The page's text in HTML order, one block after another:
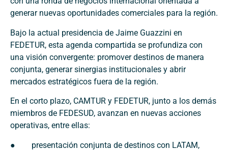
generar nuevas oportunidades comerciales para la región.
Bajo la actual presidencia de Jaime Guazzini en
FEDETUR, esta agenda compartida se profundiza con
una visión convergente: promover destinos de manera
conjunta, generar sinergias institucionales y abrir
mercados estratégicos fuera de la región.
En el corto plazo, CAMTUR y FEDETUR, junto a los demás
miembros de FEDESUD, avanzan en nuevas acciones
operativas, entre ellas:
● presentación conjunta de destinos con LATAM,